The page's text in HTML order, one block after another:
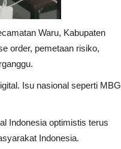
Waru, Kabupaten
order, pemetaan risiko,
Isu nasional seperti MBG
Indonesia optimistis terus
Indonesia.